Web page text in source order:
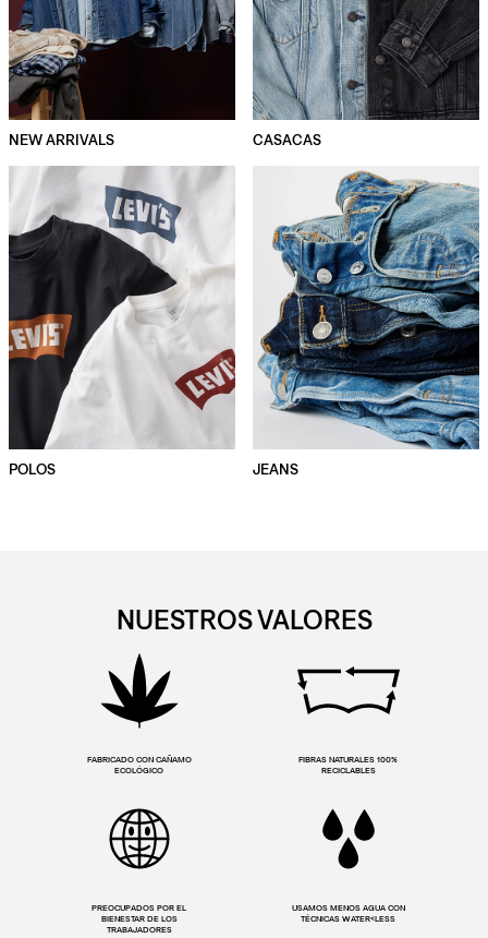
NEW ARRIVALS CASACAS
POLOS JEANS
NUESTROS VALORES
FABRICADO CON CAÑAMO
ECOLÓGICO
FIBRAS NATURALES 100%
RECICLABLES
PREOCUPADOS POR EL
BIENESTAR DE LOS
TRABAJADORES
USAMOS MENOS AGUA CON
TÉCNICAS WATER<LESS